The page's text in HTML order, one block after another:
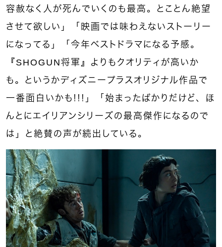
容赦なく人が死んでいくのも最高。とことん絶望
させて欲しい」「映画では味わえないストーリー
になってる」「今年ベストドラマになる予感。
『SHOGUN将軍』よりもクオリティが高いか
も。というかディズニープラスオリジナル作品で
一番面白いかも！！！」「始まったばかりだけど、ほ
んとにエイリアンシリーズの最高傑作になるので
は」と絶賛の声が続出している。